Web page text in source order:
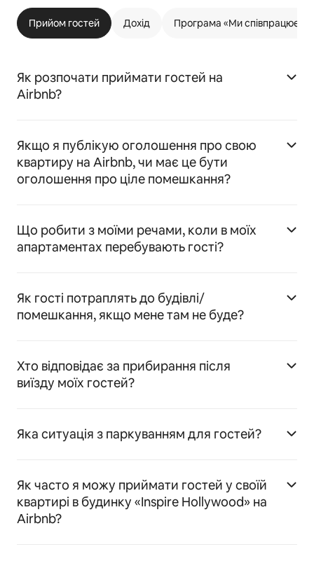
Прийом гостей Дохід Програма «Ми співпрацюємо
Як розпочати приймати гостей на
Airbnb?
Якщо я публікую оголошення про свою
квартиру на Airbnb, чи має це бути
оголошення про ціле помешкання?
Що робити з моїми речами, коли в моїх
апартаментах перебувають гості?
Як гості потраплять до будівлі/
помешкання, якщо мене там не буде?
Хто відповідає за прибирання після
виїзду моїх гостей?
Яка ситуація з паркуванням для гостей?
Як часто я можу приймати гостей у своїй
квартирі в будинку «Inspire Hollywood» на
Airbnb?